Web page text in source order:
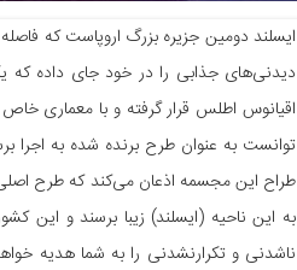
ایسلند دومین جزیره بزرگ اروپاست که
دیدنی‌های جذابی را در خود جای داده که
اقیانوس اطلس قرار گرفته و با معماری
طراح این مجسمه اذعان می‌کند که طرح اصلی
به این ناحیه (ایسلند) زیبا برسند و این
ناشدنی و تکرارنشدنی را به شما هدیه